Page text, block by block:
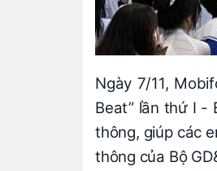
Ngày 7/11,
Beat” lần thứ I -
thông, giúp các
thông của Bộ